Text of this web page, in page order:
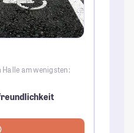
am wenigsten: